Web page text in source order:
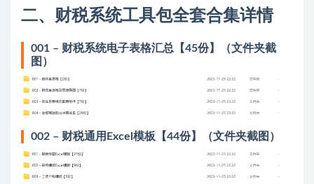
二、财税系统工具包全套合集详情
001 – 财税系统电子表格汇总【45份】（文件夹截
图）
002 – 财税通用Excel模板【44份】（文件夹截图）